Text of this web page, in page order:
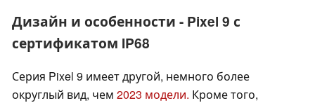
Дизайн и особенности - Pixel 9 с
сертификатом IP68
Серия Pixel 9 имеет другой, немного более
округлый вид, чем 2023 модели. Кроме того,